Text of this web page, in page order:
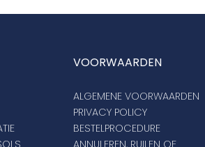
VOORWAARDEN
ALGEMENE VOORWAARDEN
PRIVACY POLICY
BESTELPROCEDURE